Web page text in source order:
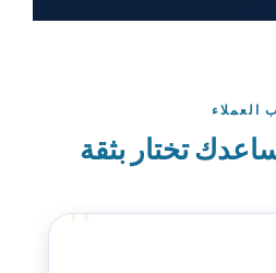
العملاء
تختار بثقة